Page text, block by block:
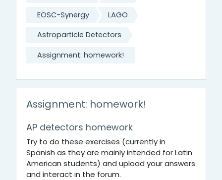
EOSC-Synergy LAGO
Astroparticle Detectors
Assignment: homework!
Assignment: homework!
AP detectors homework
Try to do these exercises (currently in
Spanish as they are mainly intended for Latin
American students) and upload your answers
and interact in the forum.